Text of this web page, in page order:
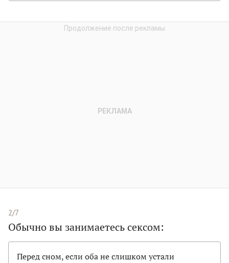
2/7
Обычно вы занимаетесь сексом:
Перед сном, если оба не слишком устали